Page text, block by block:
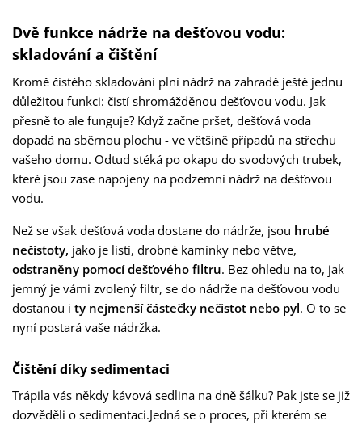
Dvě funkce nádrže na dešťovou vodu:
skladování a čištění
Kromě čistého skladování plní nádrž na zahradě ještě jednu
důležitou funkci: čistí shromážděnou dešťovou vodu. Jak
přesně to ale funguje? Když začne pršet, dešťová voda
dopadá na sběrnou plochu - ve většině případů na střechu
vašeho domu. Odtud stéká po okapu do svodových trubek,
které jsou zase napojeny na podzemní nádrž na dešťovou
vodu.
Než se však dešťová voda dostane do nádrže, jsou hrubé
nečistoty, jako je listí, drobné kamínky nebo větve,
odstraněny pomocí dešťového filtru. Bez ohledu na to, jak
jemný je vámi zvolený filtr, se do nádrže na dešťovou vodu
dostanou i ty nejmenší částečky nečistot nebo pyl. O to se
nyní postará vaše nádržka.
Čištění díky sedimentaci
Trápila vás někdy kávová sedlina na dně šálku? Pak jste se již
dozvěděli o sedimentaci.Jedná se o proces, při kterém se